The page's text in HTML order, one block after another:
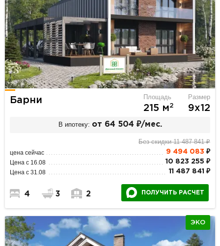
Барни Площадь
215 м2
Размер
9х12
В ипотеку: от 64 504 ₽/мес.
Без скидки 11 487 841 ₽
цена сейчас 9 494 083 ₽
Цена с 16.08 10 823 255 ₽
Цена с 31.08 11 487 841 ₽
4 3 2 ПОЛУЧИТЬ РАСЧЕТ
ЭКО